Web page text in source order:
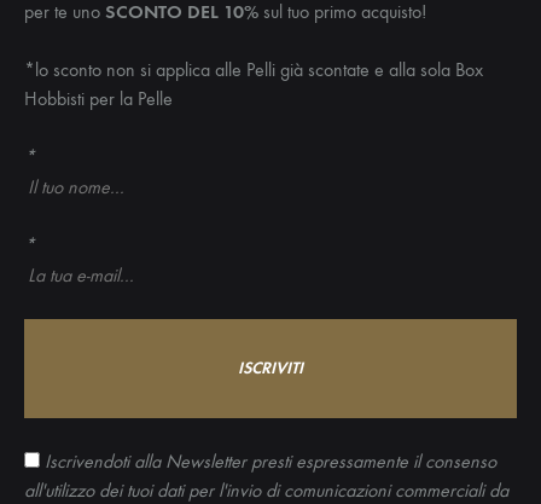
per te uno SCONTO DEL 10% sul tuo primo acquisto!
*lo sconto non si applica alle Pelli già scontate e alla sola Box
Hobbisti per la Pelle
*
*
Iscrivendoti alla Newsletter presti espressamente il consenso
all'utilizzo dei tuoi dati per l'invio di comunicazioni commerciali da